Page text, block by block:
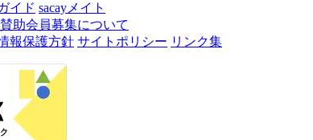
イド sacayメイト
賛助会員募集について
報保護方針 サイトポリシー リンク集